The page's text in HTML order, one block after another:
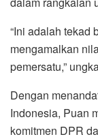
“Ini adalah tekad
mengamalkan
pemersatu,”
Dengan
Indonesia, Puan
komitmen DPR